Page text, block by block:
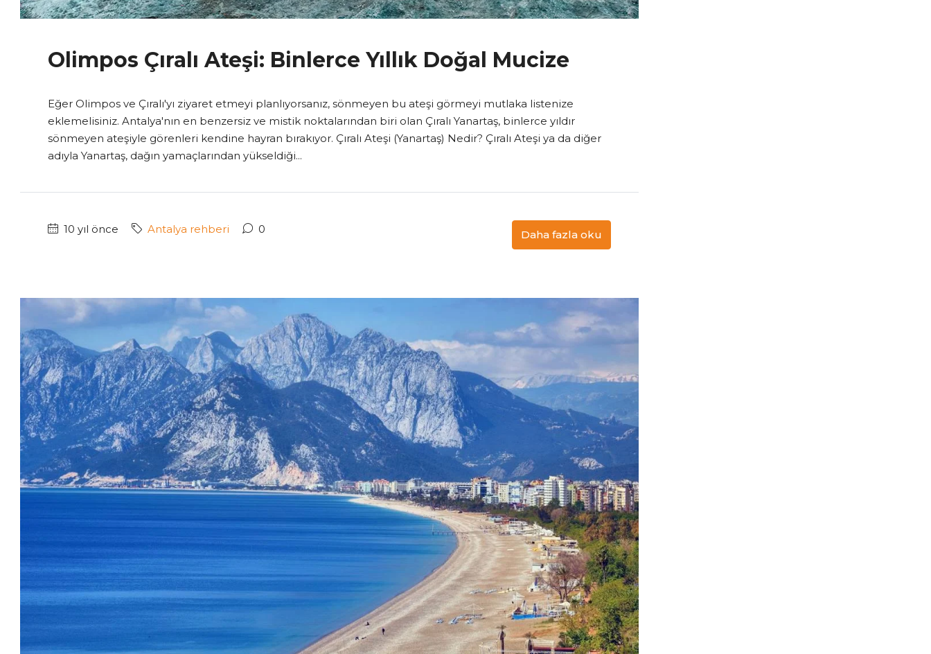
Olimpos Çıralı Ateşi: Binlerce Yıllık Doğal Mucize
Eğer Olimpos ve Çıralı'yı ziyaret etmeyi planlıyorsanız, sönmeyen bu ateşi görmeyi mutlaka listenize
eklemelisiniz. Antalya'nın en benzersiz ve mistik noktalarından biri olan Çıralı Yanartaş, binlerce yıldır
sönmeyen ateşiyle görenleri kendine hayran bırakıyor. Çıralı Ateşi (Yanartaş) Nedir? Çıralı Ateşi ya da diğer
adıyla Yanartaş, dağın yamaçlarından yükseldiği...
10 yıl önce Antalya rehberi 0 Daha fazla oku